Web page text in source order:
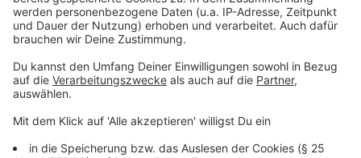
Anzeige
Die Bilanzmeldung der Organisatoren
So haben wir zum Start der Messe berichtet
Heute (31. März 2025) wurden im Fundbüro Fahrräder
versteigert